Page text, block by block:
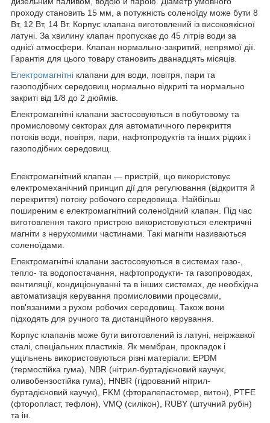
проходу становить 15 мм, а потужність соленоїду може бути 8
Вт, 12 Вт, 14 Вт. Корпус клапана виготовлений із високоякісної
латуні. За хвилину клапан пропускає до 45 літрів води за
однієї атмосфери. Клапан нормально-закритий, непрямої дії.
Гарантія для цього товару становить дванадцять місяців.
Електромагнітні клапани для води, повітря, пари та
газоподібних середовищ нормально відкриті та нормально
закриті від 1/8 до 2 дюймів.
Електромагнітні клапани застосовуються в побутовому та
промисловому секторах для автоматичного перекриття
потоків води, повітря, пари, нафтопродуктів та інших рідких і
газоподібних середовищ.
Електромагнітний клапан — пристрій, що використовує
електромеханічний принцип дії для регулювання (відкриття й
перекриття) потоку робочого середовища. Найбільш
поширеним є електромагнітний соленоїдний клапан. Під час
виготовлення такого пристрою використовуються електричні
магніти з нерухомими частинами. Такі магніти називаються
соленоїдами.
Електромагнітні клапани застосовуються в системах газо-,
тепло- та водопостачання, нафтопродукти- та газопроводах,
вентиляції, кондиціонуванні та в інших системах, де необхідна
автоматизація керування промисловими процесами,
пов'язаними з рухом робочих середовищ. Також вони
підходять для ручного та дистанційного керування.
Корпус клапанів може бути виготовлений із латуні, неіржавкої
сталі, спеціальних пластиків. Як мембран, прокладок і
ущільнень використовуються різні матеріали: EPDM
(термостійка гума), NBR (нітрил-буртадієновий каучук,
оливобензостійка гума), HNBR (гідрований нітрил-
буртадієновий каучук), FKM (фторалепастомер, витон), PTFE
(фторопласт, тефлон), VMQ (силікон), RUBY (штучний рубін)
та ін.